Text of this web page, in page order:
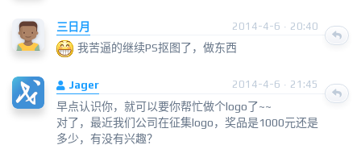
三日月 2014-4-6 · 20:40
我苦逼的继续PS抠图了，做东西
Jager 2014-4-6 · 21:45
早点认识你，就可以要你帮忙做个logo了~~
对了，最近我们公司在征集logo，奖品是1000元还是
多少，有没有兴趣？